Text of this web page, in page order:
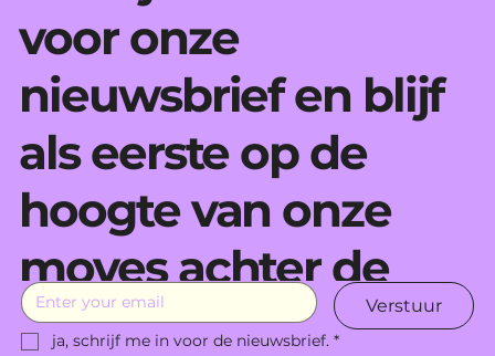
voor onze
nieuwsbrief en blijf
als eerste op de
hoogte van onze
moves achter de
schermen.
Verstuur
ja, schrijf me in voor de nieuwsbrief. *